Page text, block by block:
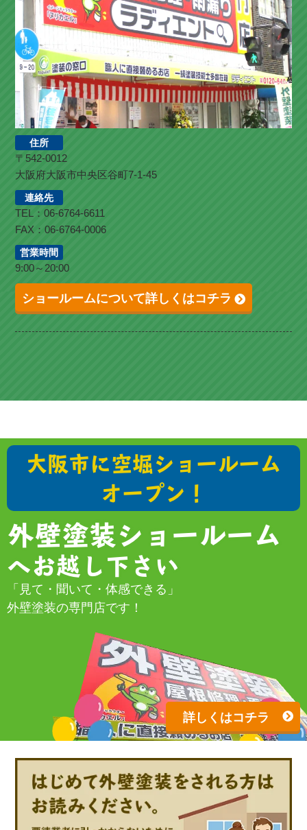
住所
〒542-0012
大阪府大阪市中央区谷町7-1-45
連絡先
TEL：06-6764-6611
FAX：06-6764-0006
営業時間
9:00～20:00
ショールームについて詳しくはコチラ
大阪市に空堀ショールーム
オープン！
外壁塗装ショールーム
へお越し下さい
「見て・聞いて・体感できる」
外壁塗装の専門店です！
詳しくはコチラ